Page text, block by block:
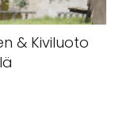
& Kiviluoto